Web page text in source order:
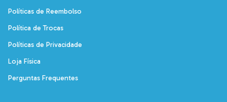
Políticas de Reembolso
Política de Trocas
Políticas de Privacidade
Loja Física
Perguntas Frequentes